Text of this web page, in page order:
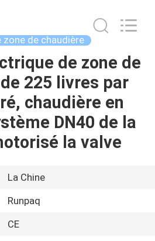
zone de chaudière
de zone de
225 livres par
chaudière en
DN40 de la
la valve
La Chine
Runpaq
CE